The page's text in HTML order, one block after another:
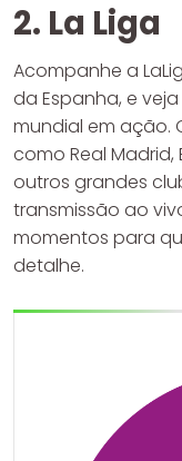
2. La Liga
Acompanhe a
da Espanha, e
mundial em ação.
como Real
outros grandes
transmissão ao
momentos para
detalhe.